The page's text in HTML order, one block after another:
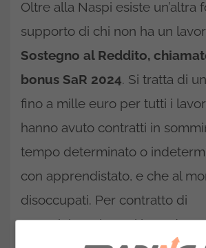
Oltre alla Naspi esiste un’altra
supporto di chi non ha un
Sostegno al Reddito,
bonus SaR 2024. Si tratta di
fino a mille euro per tutti i
hanno avuto contratti in
tempo determinato o
con apprendistato, e che al
disoccupati. Per contratto di
somministrazione si intende